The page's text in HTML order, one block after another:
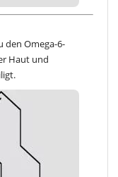
den Omega-6-
Haut und